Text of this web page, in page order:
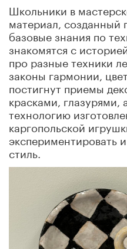
Школьники в
материал, созданный
базовые знания по
знакомятся с
про разные техники
законы гармонии,
постигнут приемы
красками, глазурями,
технологию
каргопольской
экспериментировать
стиль.